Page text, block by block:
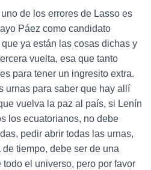
de los errores de Lasso es
Páez como candidato
ya están las cosas dichas y
vuelta, esa que tanto
para tener un ingresito extra.
urnas para saber que hay allí
vuelva la paz al país, si Lenín
los ecuatorianos, no debe
pedir abrir todas las urnas,
tiempo, debe ser de una
el universo, pero por favor